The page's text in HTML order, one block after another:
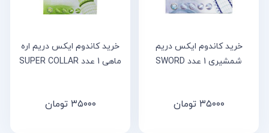
خرید کاندوم ایکس دریم
شمشیری 1 عدد SWORD
۳۵۰۰۰ تومان
خرید کاندوم ایکس دریم اره
ماهی 1 عدد SUPER COLLAR
۳۵۰۰۰ تومان